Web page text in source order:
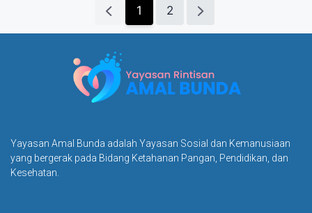
Yayasan Amal Bunda adalah Yayasan Sosial dan Kemanusiaan
yang bergerak pada Bidang Ketahanan Pangan, Pendidikan, dan
Kesehatan.